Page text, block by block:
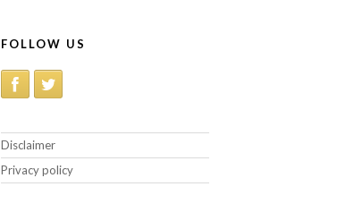
FOLLOW US
Disclaimer
Privacy policy